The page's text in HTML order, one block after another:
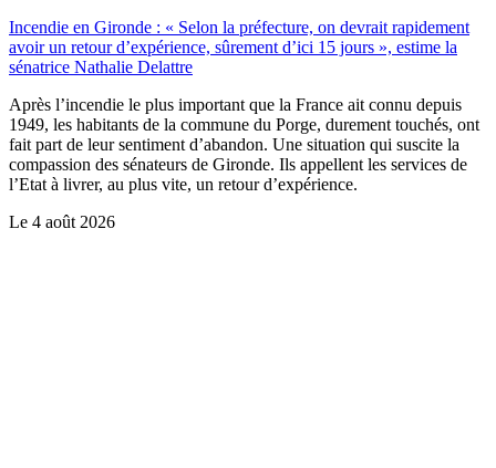
Incendie en Gironde : « Selon la préfecture, on devrait rapidement
avoir un retour d’expérience, sûrement d’ici 15 jours », estime la
sénatrice Nathalie Delattre
Après l’incendie le plus important que la France ait connu depuis
1949, les habitants de la commune du Porge, durement touchés, ont
fait part de leur sentiment d’abandon. Une situation qui suscite la
compassion des sénateurs de Gironde. Ils appellent les services de
l’Etat à livrer, au plus vite, un retour d’expérience.
Le 4 août 2026